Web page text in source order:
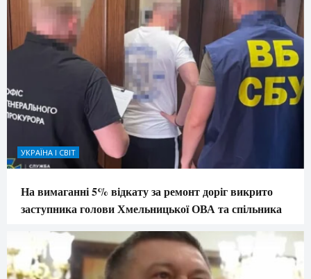
УКРАЇНА І СВІТ
На вимаганні 5% відкату за ремонт доріг викрито
заступника голови Хмельницької ОВА та спільника